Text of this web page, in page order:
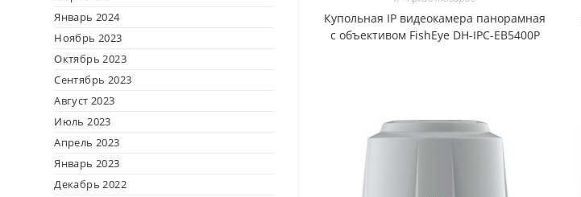
Купольная IP видеокамера панорамная
с объективом FishEye DH-IPC-EB5400P
Январь 2024
Ноябрь 2023
Октябрь 2023
Сентябрь 2023
Август 2023
Июль 2023
Апрель 2023
Январь 2023
Декабрь 2022